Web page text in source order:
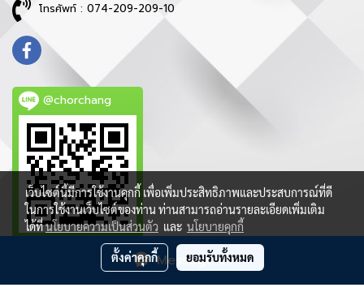
Message Us
โทรศัพท์ : 074-209-209-10
@chorchang
ลิขสิทธิ์ © 2021 บริษัท ช ช้าง จำกัด - สงวนสิทธิ์ทุกประการ
เว็บไซต์นี้มีการใช้งานคุกกี้ เพื่อเพิ่มประสิทธิภาพและประสบการณ์ที่ดี
ในการใช้งานเว็บไซต์ของท่าน ท่านสามารถอ่านรายละเอียดเพิ่มเติม
ได้ที่นโยบายความเป็นส่วนตัว และ นโยบายคุกกี้
ตั้งค่าคุกกี้ ยอมรับทั้งหมด